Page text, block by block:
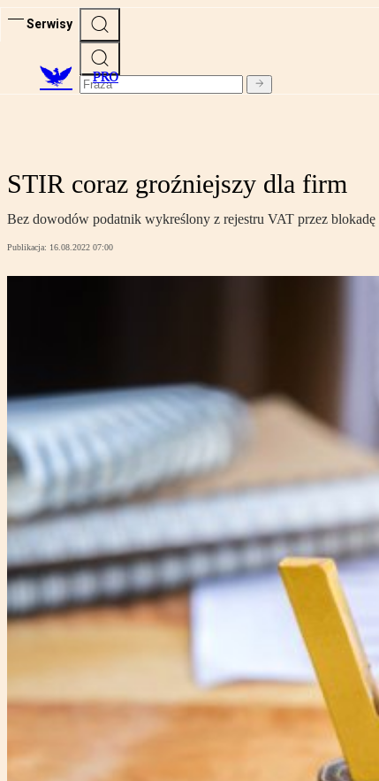
Serwisy
PRO
STIR coraz groźniejszy dla firm
Bez dowodów podatnik wykreślony z rejestru VAT przez
Publikacja: 16.08.2022 07:00